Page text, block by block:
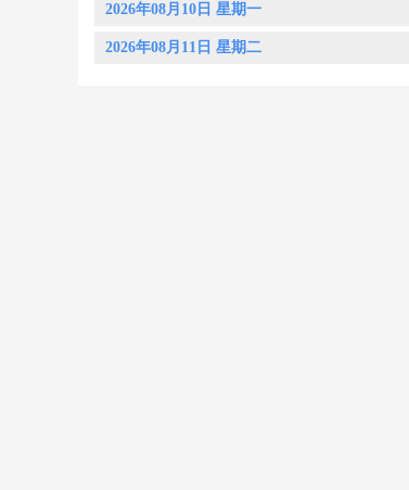
2026年08月10日 星期一
2026年08月11日 星期二